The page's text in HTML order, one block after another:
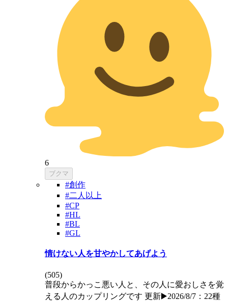
6
ブクマ
#創作
#二人以上
#CP
#HL
#BL
#GL
情けない人を甘やかしてあげよう
(505)
普段からかっこ悪い人と、その人に愛おしさを覚
える人のカップリングです 更新▶️2026/8/7：22種